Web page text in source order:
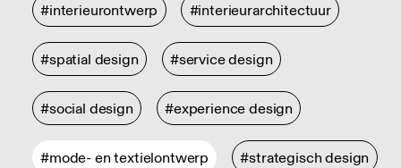
#interieurontwerp #interieurarchitectuur
#spatial design #service design
#social design #experience design
#mode- en textielontwerp #strategisch design